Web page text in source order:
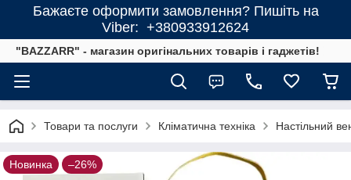
Бажаєте оформити замовлення? Пишіть на
Viber: +380933912624
"BAZZARR" - магазин оригінальних товарів і гаджетів!
Товари та послуги Кліматична техніка Настільний
Новинка –26%